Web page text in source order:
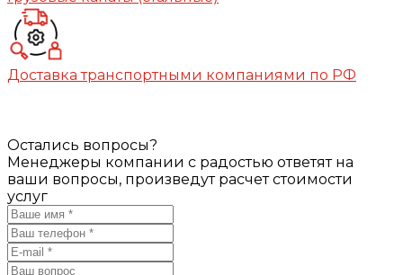
Доставка транспортными компаниями по РФ
Остались вопросы?
Менеджеры компании с радостью ответят на
ваши вопросы, произведут расчет стоимости
услуг